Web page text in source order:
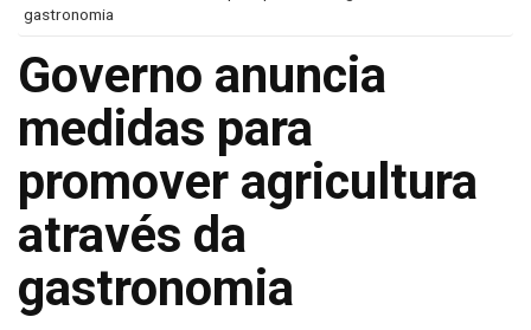
gastronomia
Governo anuncia
medidas para
promover agricultura
através da
gastronomia